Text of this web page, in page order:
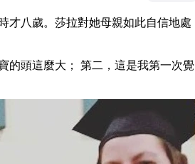
才八歲。莎拉對她母親如此自信地處
的頭這麼大； 第二，這是我第一次覺